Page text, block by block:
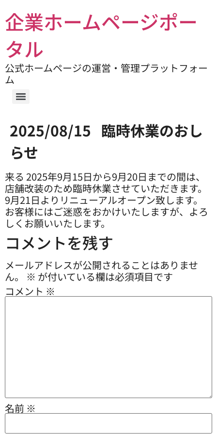
企業ホームページポー
タル
公式ホームページの運営・管理プラットフォー
ム
2025/08/15 臨時休業のおし
らせ
来る 2025年9月15日から9月20日までの間は、
店舗改装のため臨時休業させていただきます。
9月21日よりリニューアルオープン致します。
お客様にはご迷惑をおかけいたしますが、よろ
しくお願いいたします。
コメントを残す
メールアドレスが公開されることはありませ
ん。
※ が付いている欄は必須項目です
コメント ※
名前 ※